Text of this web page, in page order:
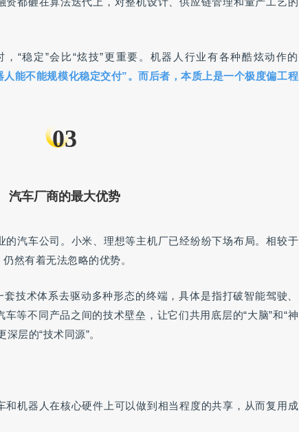
“稳定”会比“炫技”更重要。机器人行业有各种酷炫动作的
能不能规模化稳定交付”。而后者，本质上是一个极度偏工程
03
汽车厂商的最大优势
汽车公司。小米、理想等主机厂已经纷纷下场布局。相较于
然有着无法忽略的优势。
技术体系去驱动多种形态的终端，具体是指打破智能驾驶、
等不同产品之间的技术壁垒，让它们共用底层的“大脑”和“神
层的“技术同源”。
机器人在核心硬件上可以做到相当程度的共享，从而复用成